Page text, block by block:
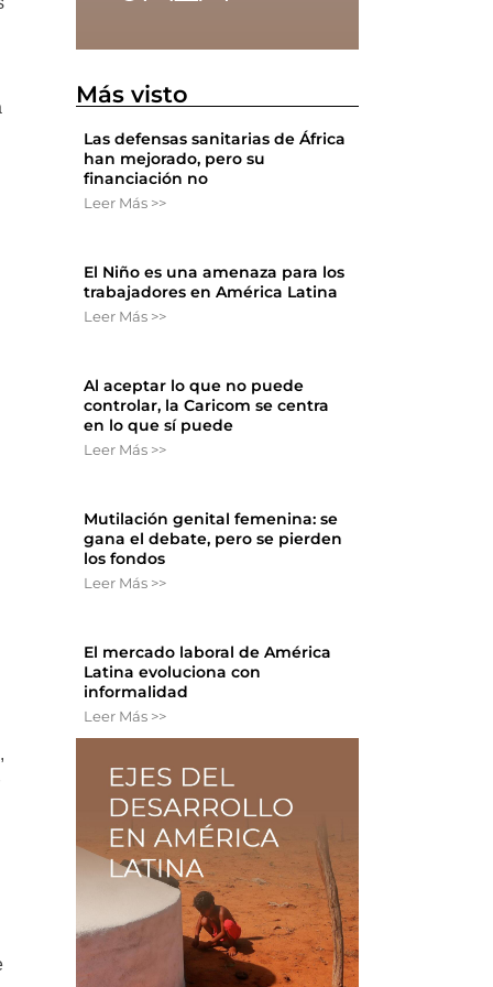
Más visto
Las defensas sanitarias de África
han mejorado, pero su
financiación no
Leer Más >>
El Niño es una amenaza para los
trabajadores en América Latina
Leer Más >>
Al aceptar lo que no puede
controlar, la Caricom se centra
en lo que sí puede
Leer Más >>
Mutilación genital femenina: se
gana el debate, pero se pierden
los fondos
Leer Más >>
El mercado laboral de América
Latina evoluciona con
informalidad
Leer Más >>